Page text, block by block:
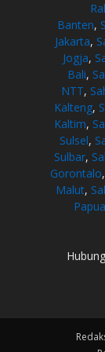
Banten,
Jakarta,
Jogja,
Bali,
NTT,
Kalteng,
Kaltim,
Sulsel,
Sulbar,
Gorontalo,
Malut,
Papua